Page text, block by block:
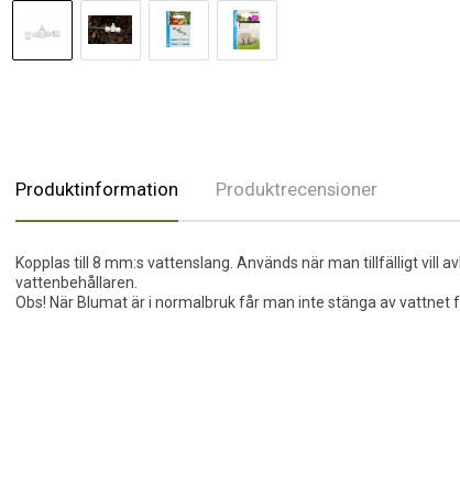
Produktinformation Produktrecensioner
Kopplas till 8 mm:s vattenslang. Används när man tillfälligt vill
vattenbehållaren.
Obs! När Blumat är i normalbruk får man inte stänga av